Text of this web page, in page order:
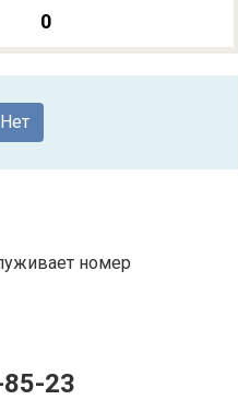
0
Нет
номер
23